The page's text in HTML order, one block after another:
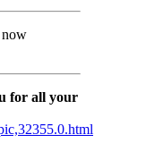
now
for all your